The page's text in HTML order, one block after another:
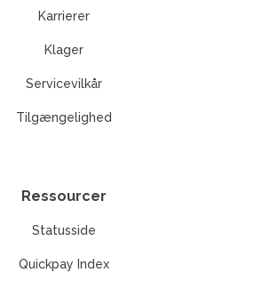
Karrierer
Klager
Servicevilkår
Tilgængelighed
Ressourcer
Statusside
Quickpay Index